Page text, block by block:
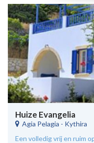
Huize Evangelia
Agia Pelagia - Kythira
Een volledig vrij en ruim